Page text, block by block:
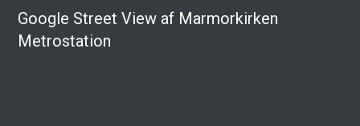
Google Street View af Marmorkirken
Metrostation